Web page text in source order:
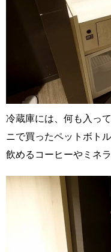
冷蔵庫には、何も入っ
ニで買ったペットボト
飲めるコーヒーやミネ